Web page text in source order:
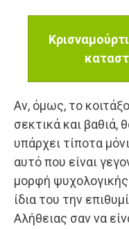
Αν, όμως, το
σεκτικά και βαθιά,
υπάρχει τίπο­τα
αυτό που είναι
μορφή
ίδια του την
Αλήθειας σαν να